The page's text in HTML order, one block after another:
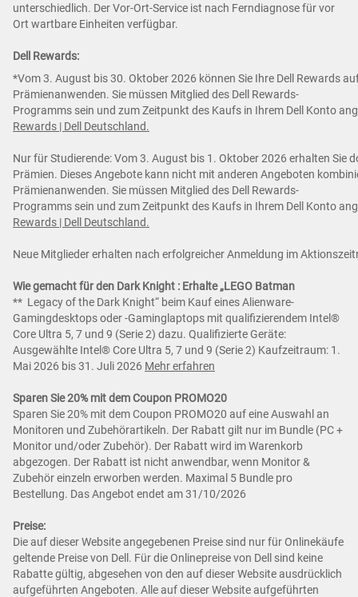
unterschiedlich. Der Vor-Ort-Service ist nach Ferndiagnose für vor
Ort wartbare Einheiten verfügbar.
Dell Rewards:
*Vom 3. August bis 30. Oktober 2026 können Sie Ihre Dell Rewards
Prämienanwenden. Sie müssen Mitglied des Dell Rewards-
Programms sein und zum Zeitpunkt des Kaufs in Ihrem Dell Konto
Rewards | Dell Deutschland.
Nur für Studierende: Vom 3. August bis 1. Oktober 2026 erhalten Sie
Prämien. Dieses Angebote kann nicht mit anderen Angeboten
Prämienanwenden. Sie müssen Mitglied des Dell Rewards-
Programms sein und zum Zeitpunkt des Kaufs in Ihrem Dell Konto
Rewards | Dell Deutschland.
Neue Mitglieder erhalten nach erfolgreicher Anmeldung im
Wie gemacht für den Dark Knight : Erhalte „LEGO Batman
** Legacy of the Dark Knight“ beim Kauf eines Alienware-
Gamingdesktops oder -Gaminglaptops mit qualifizierendem Intel®
Core Ultra 5, 7 und 9 (Serie 2) dazu. Qualifizierte Geräte:
Ausgewählte Intel® Core Ultra 5, 7 und 9 (Serie 2) Kaufzeitraum: 1.
Mai 2026 bis 31. Juli 2026 Mehr erfahren
Sparen Sie 20% mit dem Coupon PROMO20
Sparen Sie 20% mit dem Coupon PROMO20 auf eine Auswahl an
Monitoren und Zubehörartikeln. Der Rabatt gilt nur im Bundle (PC +
Monitor und/oder Zubehör). Der Rabatt wird im Warenkorb
abgezogen. Der Rabatt ist nicht anwendbar, wenn Monitor &
Zubehör einzeln erworben werden. Maximal 5 Bundle pro
Bestellung. Das Angebot endet am 31/10/2026
Preise:
Die auf dieser Website angegebenen Preise sind nur für Onlinekäufe
geltende Preise von Dell. Für die Onlinepreise von Dell sind keine
Rabatte gültig, abgesehen von den auf dieser Website ausdrücklich
aufgeführten Angeboten. Alle auf dieser Website aufgeführten